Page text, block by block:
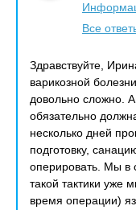
Все
Здравствуйте,
варикозной
довольно сложно.
обязательно
несколько дней
подготовку,
оперировать. Мы в
такой тактики уже
время операции)